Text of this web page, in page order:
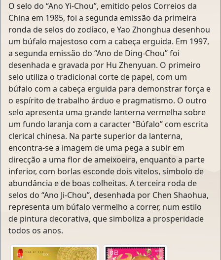
O selo do “Ano Yi-Chou”, emitido pelos Correios da
China em 1985, foi a segunda emissão da primeira
ronda de selos do zodíaco, e Yao Zhonghua desenhou
um búfalo majestoso com a cabeça erguida. Em 1997,
a segunda emissão do “Ano de Ding-Chou” foi
desenhada e gravada por Hu Zhenyuan. O primeiro
selo utiliza o tradicional corte de papel, com um
búfalo com a cabeça erguida para demonstrar força e
o espírito de trabalho árduo e pragmatismo. O outro
selo apresenta uma grande lanterna vermelha sobre
um fundo laranja com a caracter “Búfalo” com escrita
clerical chinesa. Na parte superior da lanterna,
encontra-se a imagem de uma pega a subir em
direcção a uma flor de ameixoeira, enquanto a parte
inferior, com borlas esconde dois vitelos, símbolo de
abundância e de boas colheitas. A terceira roda de
selos do “Ano Ji-Chou”, desenhada por Chen Shaohua,
representa um búfalo vermelho a correr, num estilo
de pintura decorativa, que simboliza a prosperidade
todos os anos.